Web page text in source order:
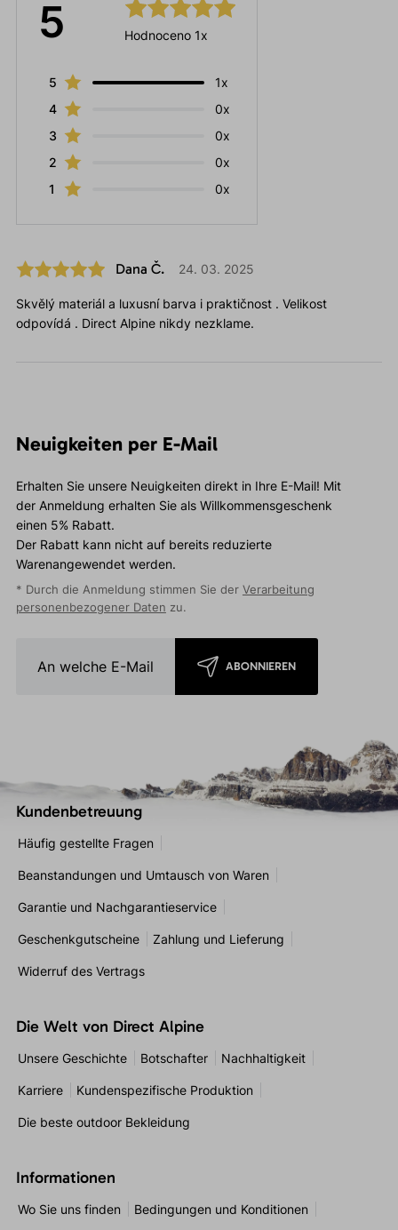
5 Hodnoceno 1x
5
1x
4
0x
3
0x
2
0x
1
0x
Dana Č. 24. 03. 2025
Skvělý materiál a luxusní barva i praktičnost . Velikost
odpovídá . Direct Alpine nikdy nezklame.
Neuigkeiten per E-Mail
Erhalten Sie unsere Neuigkeiten direkt in Ihre E-Mail! Mit
der Anmeldung erhalten Sie als Willkommensgeschenk
einen 5% Rabatt.
Der Rabatt kann nicht auf bereits reduzierte
Warenangewendet werden.
* Durch die Anmeldung stimmen Sie der Verarbeitung
personenbezogener Daten zu.
ABONNIEREN
Kundenbetreuung
Häufig gestellte Fragen
Beanstandungen und Umtausch von Waren
Garantie und Nachgarantieservice
Geschenkgutscheine Zahlung und Lieferung
Widerruf des Vertrags
Die Welt von Direct Alpine
Unsere Geschichte Botschafter Nachhaltigkeit
Karriere Kundenspezifische Produktion
Die beste outdoor Bekleidung
Informationen
Wo Sie uns finden Bedingungen und Konditionen